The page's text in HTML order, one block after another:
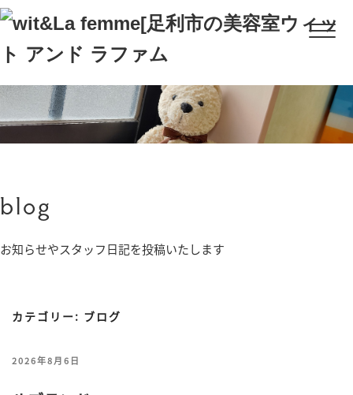
blog
お知らせやスタッフ日記を投稿いたします
カテゴリー: ブログ
投
2026年8月6日